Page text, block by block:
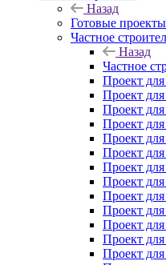
Назад
Готовые проекты
Частное
Назад
Частное
Проект
Проект
Проект
Проект
Проект
Проект
Проект
Проект
Проект
Проект
Проект
Проект
Проект